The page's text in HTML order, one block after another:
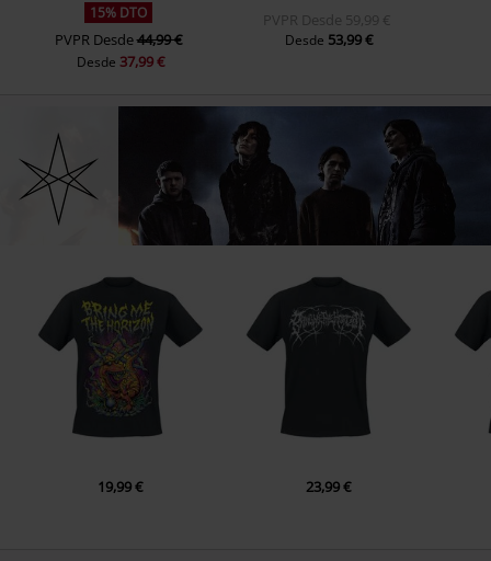
15% DTO
PVPR Desde44,99 €
Desde 37,99 €
PVPR Desde 59,99 €
Desde 53,99 €
19,99 € 23,99 €